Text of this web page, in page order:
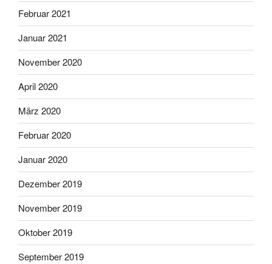
Februar 2021
Januar 2021
November 2020
April 2020
März 2020
Februar 2020
Januar 2020
Dezember 2019
November 2019
Oktober 2019
September 2019